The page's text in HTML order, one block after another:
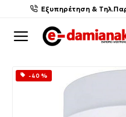
Εξυπηρέτηση &
-40 %